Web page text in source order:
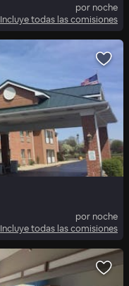
por noche
Incluye todas las comisiones
por noche
Incluye todas las comisiones